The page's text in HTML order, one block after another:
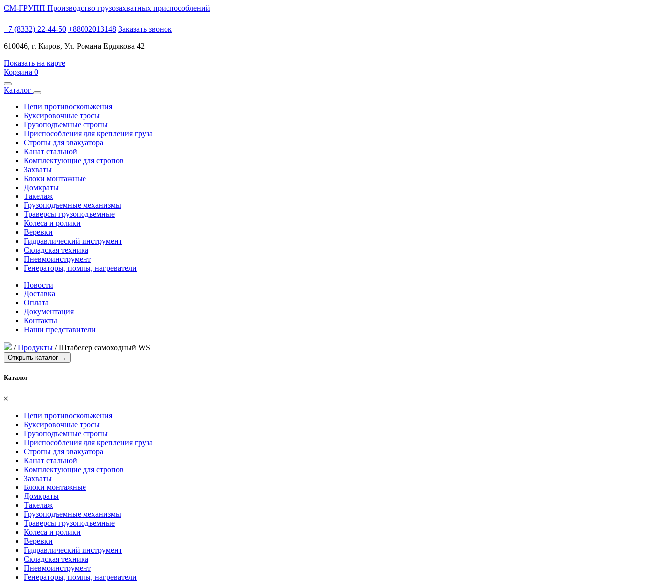
СМ-ГРУПП Производство грузозахватных приспособлений
+7 (8332) 22-44-50 +88002013148 Заказать звонок
610046, г. Киров, Ул. Романа Ердякова 42
Показать на карте
Корзина 0
Каталог
Цепи противоскольжения
Буксировочные тросы
Грузоподъемные стропы
Приспособления для крепления груза
Стропы для эвакуатора
Канат стальной
Комплектующие для стропов
Захваты
Блоки монтажные
Домкраты
Такелаж
Грузоподъемные механизмы
Траверсы грузоподъемные
Колеса и ролики
Веревки
Гидравлический инструмент
Складская техника
Пневмоинструмент
Генераторы, помпы, нагреватели
Новости
Доставка
Оплата
Документация
Контакты
Наши представители
/Продукты /Штабелер самоходный WS
Открыть каталог →
Каталог
𐄂
Цепи противоскольжения
Буксировочные тросы
Грузоподъемные стропы
Приспособления для крепления груза
Стропы для эвакуатора
Канат стальной
Комплектующие для стропов
Захваты
Блоки монтажные
Домкраты
Такелаж
Грузоподъемные механизмы
Траверсы грузоподъемные
Колеса и ролики
Веревки
Гидравлический инструмент
Складская техника
Пневмоинструмент
Генераторы, помпы, нагреватели